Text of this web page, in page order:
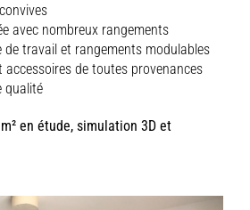
avec nombreux rangements
de travail et rangements modulables
accessoires de toutes provenances
qualité
en étude, simulation 3D et